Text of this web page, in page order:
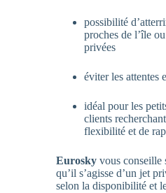
possibilité
proches de l’île
privées
éviter les attentes
idéal pour les
clients
flexibilité et de
Eurosky vous conseille
qu’il s’agisse d’un jet
selon la disponibilité et